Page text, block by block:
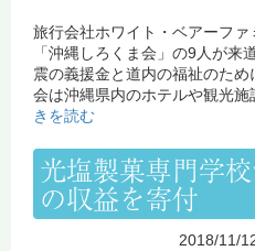
旅行会社ホワイト・ベアーフ
「沖縄しろくま会」の9人が
震の義援金と道内の福祉のた
会は沖縄県内のホテルや観光
きを読む
光塩製菓専門学
の収益を寄付
2018/11/